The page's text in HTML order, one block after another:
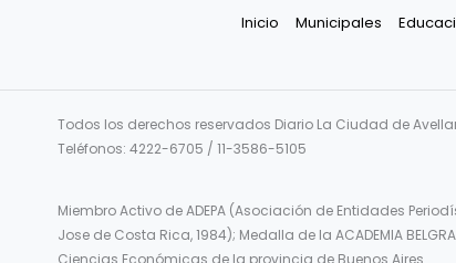
Inicio Municipales
Todos los derechos reservados Diario La Ciudad de
Teléfonos: 4222-6705 / 11-3586-5105
Miembro Activo de ADEPA (Asociación de Entidades
Jose de Costa Rica, 1984); Medalla de la ACADEMIA
Ciencias Económicas de la provincia de Buenos Aires.